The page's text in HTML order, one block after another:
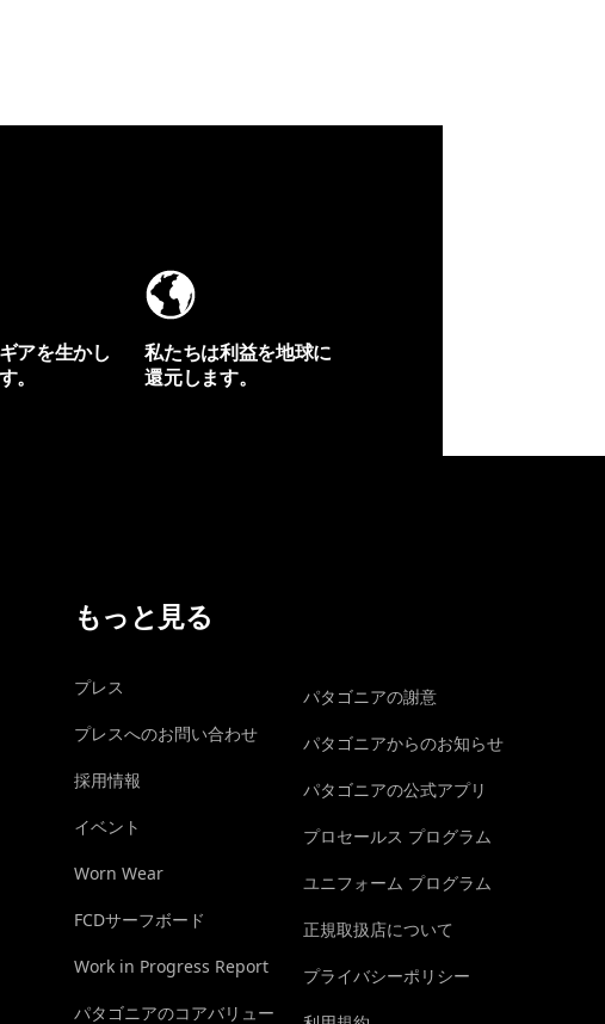
アを生かし
。
私たちは利益を地球に
還元します。
もっと見る
プレス
プレスへのお問い合わせ
採用情報
イベント
Worn Wear
FCDサーフボード
Work in Progress Report
パタゴニアのコアバリュー
パタゴニアの謝意
パタゴニアからのお知らせ
パタゴニアの公式アプリ
プロセールス プログラム
ユニフォーム プログラム
正規取扱店について
プライバシーポリシー